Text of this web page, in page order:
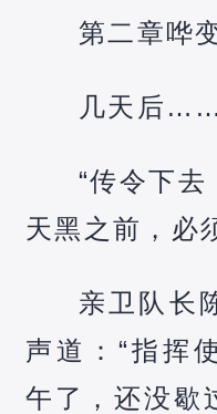
第二章哗
几天后……
“传令下去
天黑之前，必
亲卫队长
声道：“指挥
午了，还没歇